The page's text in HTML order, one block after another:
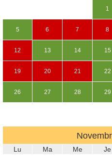
1
5 6 7 8
12 13 14 15
19 20 21 22
26 27 28 29
Lu Ma Me Je